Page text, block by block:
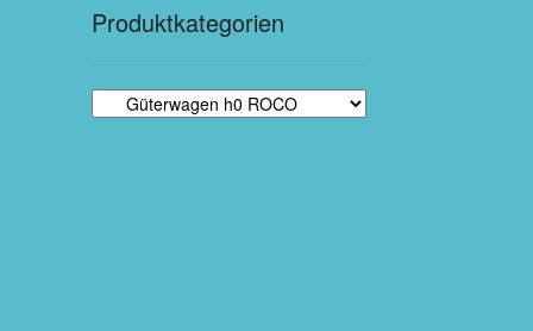
Produktkategorien